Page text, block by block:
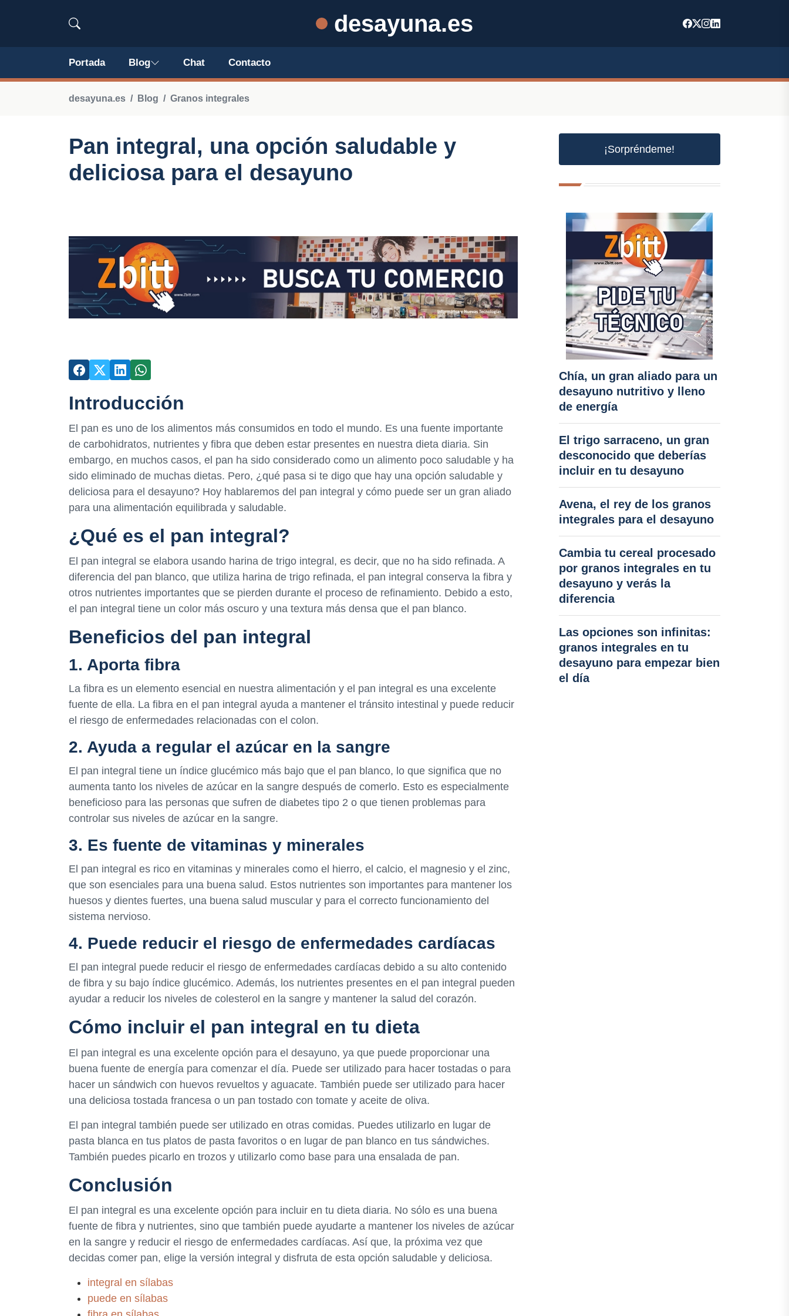
desayuna.es
Portada Blog Chat Contacto
desayuna.es Blog Granos integrales
Pan integral, una opción saludable y
deliciosa para el desayuno
Introducción
El pan es uno de los alimentos más consumidos en todo el mundo. Es una fuente importante
de carbohidratos, nutrientes y fibra que deben estar presentes en nuestra dieta diaria. Sin
embargo, en muchos casos, el pan ha sido considerado como un alimento poco saludable y ha
sido eliminado de muchas dietas. Pero, ¿qué pasa si te digo que hay una opción saludable y
deliciosa para el desayuno? Hoy hablaremos del pan integral y cómo puede ser un gran aliado
para una alimentación equilibrada y saludable.
¿Qué es el pan integral?
El pan integral se elabora usando harina de trigo integral, es decir, que no ha sido refinada. A
diferencia del pan blanco, que utiliza harina de trigo refinada, el pan integral conserva la fibra y
otros nutrientes importantes que se pierden durante el proceso de refinamiento. Debido a esto,
el pan integral tiene un color más oscuro y una textura más densa que el pan blanco.
Beneficios del pan integral
1. Aporta fibra
La fibra es un elemento esencial en nuestra alimentación y el pan integral es una excelente
fuente de ella. La fibra en el pan integral ayuda a mantener el tránsito intestinal y puede reducir
el riesgo de enfermedades relacionadas con el colon.
2. Ayuda a regular el azúcar en la sangre
El pan integral tiene un índice glucémico más bajo que el pan blanco, lo que significa que no
aumenta tanto los niveles de azúcar en la sangre después de comerlo. Esto es especialmente
beneficioso para las personas que sufren de diabetes tipo 2 o que tienen problemas para
controlar sus niveles de azúcar en la sangre.
3. Es fuente de vitaminas y minerales
El pan integral es rico en vitaminas y minerales como el hierro, el calcio, el magnesio y el zinc,
que son esenciales para una buena salud. Estos nutrientes son importantes para mantener los
huesos y dientes fuertes, una buena salud muscular y para el correcto funcionamiento del
sistema nervioso.
4. Puede reducir el riesgo de enfermedades cardíacas
El pan integral puede reducir el riesgo de enfermedades cardíacas debido a su alto contenido
de fibra y su bajo índice glucémico. Además, los nutrientes presentes en el pan integral pueden
ayudar a reducir los niveles de colesterol en la sangre y mantener la salud del corazón.
Cómo incluir el pan integral en tu dieta
El pan integral es una excelente opción para el desayuno, ya que puede proporcionar una
buena fuente de energía para comenzar el día. Puede ser utilizado para hacer tostadas o para
hacer un sándwich con huevos revueltos y aguacate. También puede ser utilizado para hacer
una deliciosa tostada francesa o un pan tostado con tomate y aceite de oliva.
El pan integral también puede ser utilizado en otras comidas. Puedes utilizarlo en lugar de
pasta blanca en tus platos de pasta favoritos o en lugar de pan blanco en tus sándwiches.
También puedes picarlo en trozos y utilizarlo como base para una ensalada de pan.
Conclusión
El pan integral es una excelente opción para incluir en tu dieta diaria. No sólo es una buena
fuente de fibra y nutrientes, sino que también puede ayudarte a mantener los niveles de azúcar
en la sangre y reducir el riesgo de enfermedades cardíacas. Así que, la próxima vez que
decidas comer pan, elige la versión integral y disfruta de esta opción saludable y deliciosa.
integral en sílabas
puede en sílabas
¡Sorpréndeme!
Chía, un gran aliado para un
desayuno nutritivo y lleno
de energía
El trigo sarraceno, un gran
desconocido que deberías
incluir en tu desayuno
Avena, el rey de los granos
integrales para el desayuno
Cambia tu cereal procesado
por granos integrales en tu
desayuno y verás la
diferencia
Las opciones son infinitas:
granos integrales en tu
desayuno para empezar bien
el día